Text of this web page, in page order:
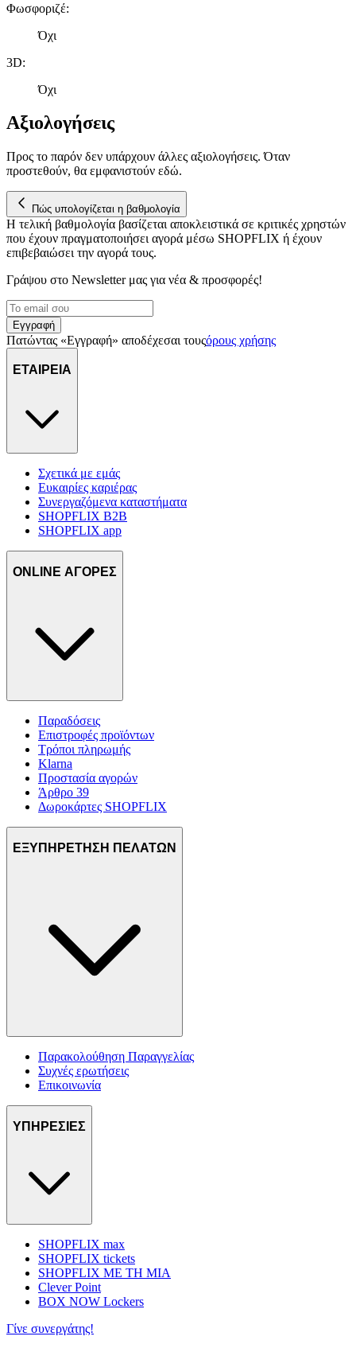
τοποθεσίας μας στους συνεργάτες μέσων κοινωνικής
Φωσφοριζέ:
Όχι
3D:
Όχι
Αξιολογήσεις
Προς το παρόν δεν υπάρχουν άλλες αξιολογήσεις. Όταν
προστεθούν, θα εμφανιστούν εδώ.
Πώς υπολογίζεται η βαθμολογία
Η τελική βαθμολογία βασίζεται αποκλειστικά σε κριτικές χρηστών
που έχουν πραγματοποιήσει αγορά μέσω SHOPFLIX ή έχουν
επιβεβαιώσει την αγορά τους.
Γράψου στο Νewsletter μας για νέα & προσφορές!
Εγγραφή
Πατώντας «Εγγραφή» αποδέχεσαι τουςόρους χρήσης
ΕΤΑΙΡΕΙΑ
Σχετικά με εμάς
Ευκαιρίες καριέρας
Συνεργαζόμενα καταστήματα
SHOPFLIX B2B
SHOPFLIX app
ONLINE ΑΓΟΡΕΣ
Παραδόσεις
Επιστροφές προϊόντων
Τρόποι πληρωμής
Klarna
Προστασία αγορών
Άρθρο 39
Δωροκάρτες SHOPFLIX
ΕΞΥΠΗΡΕΤΗΣΗ ΠΕΛΑΤΩΝ
Παρακολούθηση Παραγγελίας
Συχνές ερωτήσεις
Επικοινωνία
ΥΠΗΡΕΣΙΕΣ
SHOPFLIX max
SHOPFLIX tickets
SHOPFLIX ΜΕ ΤΗ ΜΙΑ
Clever Point
BOX NOW Lockers
Γίνε συνεργάτης!